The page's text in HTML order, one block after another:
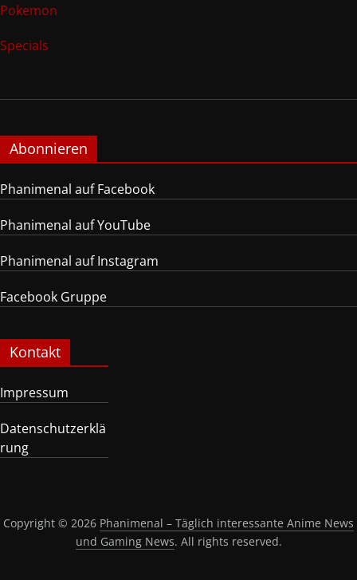
Pokemon
Specials
Abonnieren
Phanimenal auf Facebook
Phanimenal auf YouTube
Phanimenal auf Instagram
Facebook Gruppe
Kontakt
Impressum
Datenschutzerklä
rung
Copyright © 2026 Phanimenal – Täglich interessante Anime News
und Gaming News. All rights reserved.